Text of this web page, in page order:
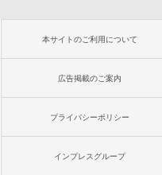
本サイトのご利用について
広告掲載のご案内
プライバシーポリシー
インプレスグループ